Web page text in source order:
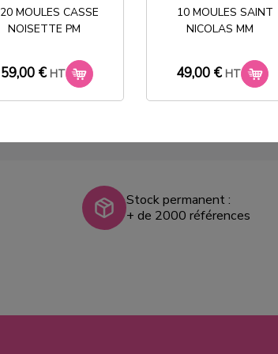
20 MOULES CASSE
NOISETTE PM
59,00 € HT
10 MOULES SAINT
NICOLAS MM
49,00 € HT
59,00 € HT
Stock permanent :
+ de 2000 références